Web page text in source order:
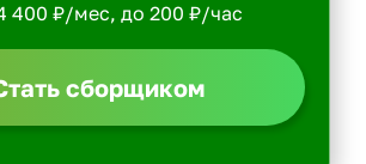
400 ₽/мес, до 200 ₽/час
сборщиком